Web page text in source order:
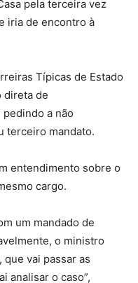
pela terceira vez
iria de encontro à
Típicas de Estado
direta de
a não
terceiro mandato.
entendimento sobre o
cargo.
um mandado de
o ministro
vai passar as
analisar o caso”,